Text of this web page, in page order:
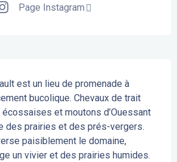
Page Instagram
est un lieu de promenade à
bucolique. Chevaux de trait
et moutons d’Ouessant
des prairies et des prés-vergers.
paisiblement le domaine,
un vivier et des prairies humides.